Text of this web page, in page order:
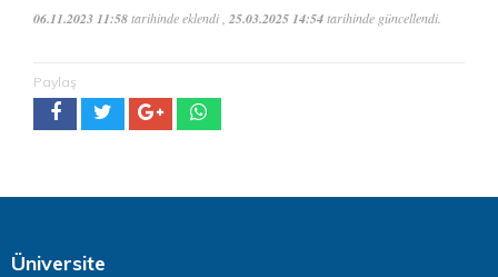
06.11.2023 11:58tarihinde eklendi , 25.03.2025 14:54tarihinde güncellendi.
Paylaş
Üniversite